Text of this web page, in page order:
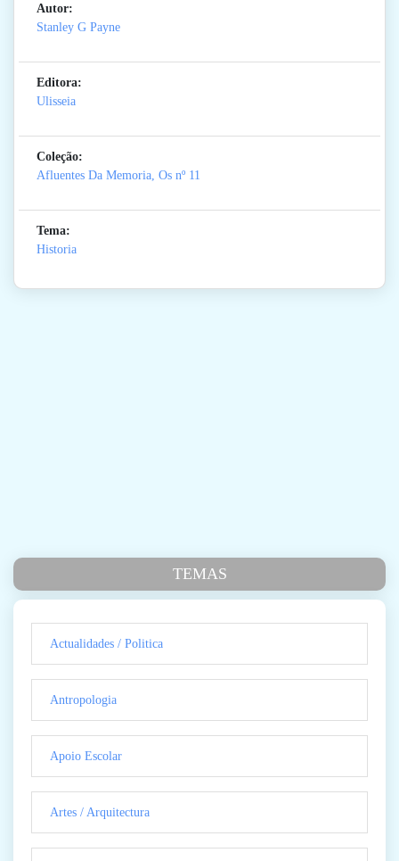
Autor:
Stanley G Payne
Editora:
Ulisseia
Coleção:
Afluentes Da Memoria, Os nº 11
Tema:
Historia
TEMAS
Actualidades / Politica
Antropologia
Apoio Escolar
Artes / Arquitectura